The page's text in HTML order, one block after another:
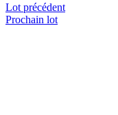
Lot précédent
Prochain lot